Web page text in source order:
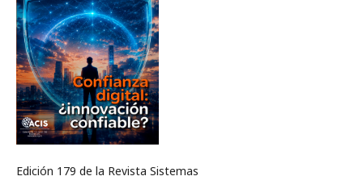
Edición 179 de la Revista Sistemas